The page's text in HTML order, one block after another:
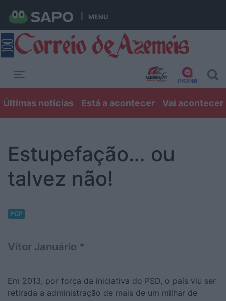
MENU
Últimas notícias Está a acontecer Vai acontecer
Estupefação… ou
talvez não!
PCP
Vítor Januário *
Em 2013, por força da iniciativa do PSD, o país viu ser
retirada a administração de mais de um milhar de